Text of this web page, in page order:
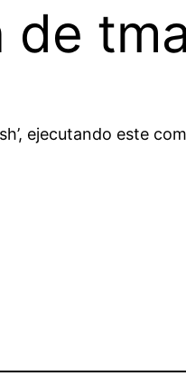
de
ejecutando este